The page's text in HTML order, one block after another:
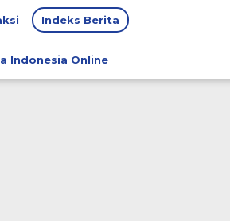
Indeks Berita
Indonesia Online